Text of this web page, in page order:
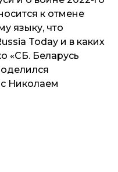
к отмене
языку, что
Today и в каких
«СБ. Беларусь
Николаем